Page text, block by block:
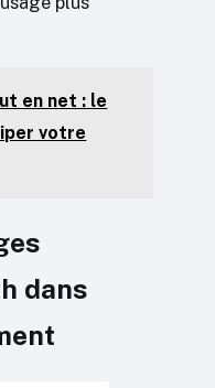
en net : le
votre
dans